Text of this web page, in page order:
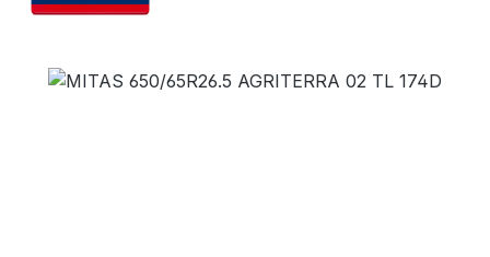
Bildergalerie überspringen